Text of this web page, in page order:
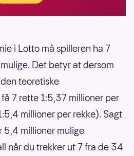
i Lotto må spilleren ha 7
Det betyr at dersom
teoretiske
7 rette 1:5,37 millioner per
millioner per rekke). Sagt
5,4 millioner mulige
når du trekker ut 7 fra de 34